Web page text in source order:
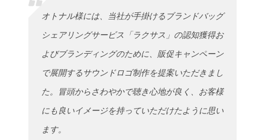
オトナル様には、当社が手掛けるブランドバッグ
シェアリングサービス「ラクサス」の認知獲得お
よびブランディングのために、販促キャンペーン
で展開するサウンドロゴ制作を提案いただきまし
た。冒頭からさわやかで聴き心地が良く、お客様
にも良いイメージを持っていただけたように思い
ます。